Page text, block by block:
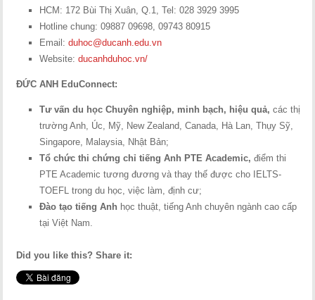
HCM: 172 Bùi Thị Xuân, Q.1, Tel: 028 3929 3995
Hotline chung: 09887 09698, 09743 80915
Email:duhoc@ducanh.edu.vn
Website:ducanhduhoc.vn/
ĐỨC ANH EduConnect:
Tư vấn du học Chuyên nghiệp, minh bạch, hiệu quả,các thị
trường Anh, Úc, Mỹ, New Zealand, Canada, Hà Lan, Thụy Sỹ,
Singapore, Malaysia, Nhật Bản;
Tổ chức thi chứng chỉ tiếng Anh PTE Academic,điểm thi
PTE Academic tương đương và thay thế được cho IELTS-
TOEFL trong du học, việc làm, định cư;
Đào tạo tiếng Anh học thuật, tiếng Anh chuyên ngành cao cấp
tại Việt Nam.
Did you like this? Share it: